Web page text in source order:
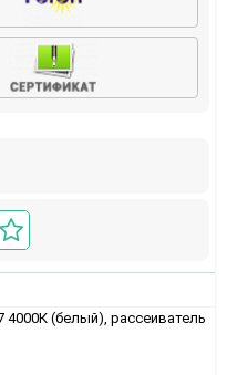
4000К (белый), рассеиватель